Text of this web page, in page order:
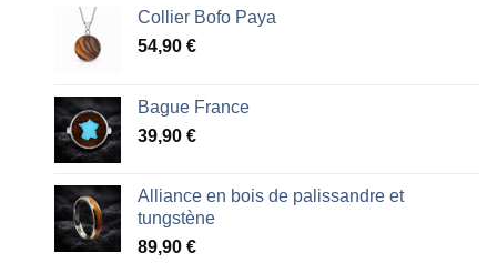
Collier Bofo Paya
54,90 €
Bague France
39,90 €
Alliance en bois de palissandre et
tungstène
89,90 €